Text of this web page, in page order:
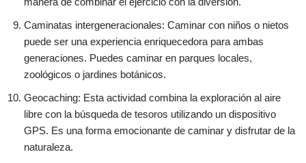
Caminatas intergeneracionales: Caminar con niños o nietos
puede ser una experiencia enriquecedora para ambas
generaciones. Puedes caminar en parques locales,
zoológicos o jardines botánicos.
Geocaching: Esta actividad combina la exploración al aire
libre con la búsqueda de tesoros utilizando un dispositivo
GPS. Es una forma emocionante de caminar y disfrutar de la
naturaleza.